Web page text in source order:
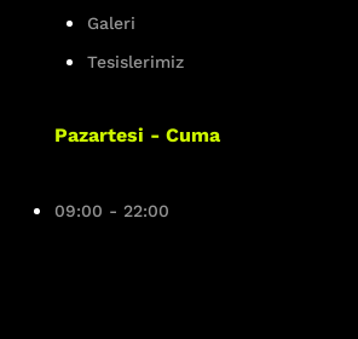
Galeri
Tesislerimiz
Pazartesi - Cuma
09:00 - 22:00